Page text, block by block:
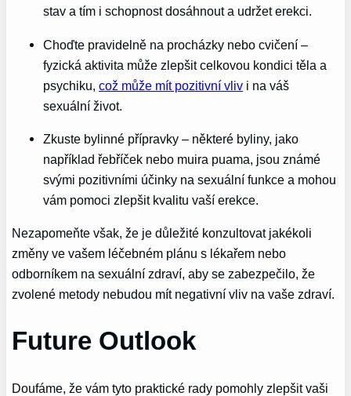
stav a tím i schopnost dosáhnout a udržet erekci.
Choďte pravidelně na procházky nebo cvičení –
fyzická aktivita může zlepšit celkovou kondici těla a
psychiku,což může mít pozitivní vliv i na váš
sexuální život.
Zkuste bylinné přípravky – některé byliny, jako
například řebříček nebo muira puama, jsou známé
svými pozitivními účinky na sexuální funkce a mohou
vám pomoci zlepšit kvalitu vaší erekce.
Nezapomeňte však, že je důležité konzultovat jakékoli
změny ve vašem léčebném plánu s lékařem nebo
odborníkem na sexuální zdraví, aby se zabezpečilo, že
zvolené metody nebudou mít negativní vliv na vaše zdraví.
Future Outlook
Doufáme, že vám tyto praktické rady pomohly zlepšit vaši